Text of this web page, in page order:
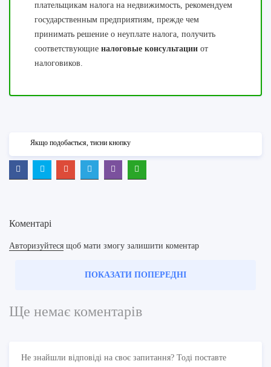
плательщикам налога на недвижимость, рекомендуем
государственным предприятиям, прежде чем
принимать решение о неуплате налога, получить
соответствующие налоговые консультации от
налоговиков.
Якщо подобається, тисни кнопку
Коментарі
Авторизуйтеся щоб мати змогу залишити коментар
ПОКАЗАТИ ПОПЕРЕДНІ
Ще немає коментарів
Не знайшли відповіді на своє запитання? Тоді поставте